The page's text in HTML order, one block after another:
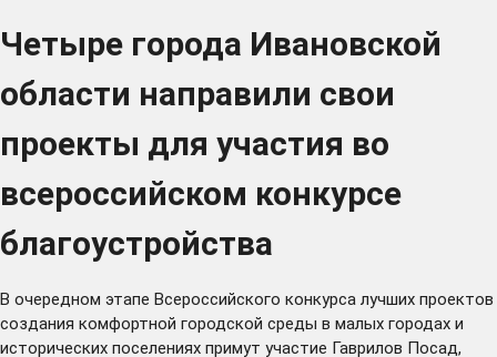
Четыре города Ивановской
области направили свои
проекты для участия во
всероссийском конкурсе
благоустройства
В очередном этапе Всероссийского конкурса лучших проектов
создания комфортной городской среды в малых городах и
исторических поселениях примут участие Гаврилов Посад,